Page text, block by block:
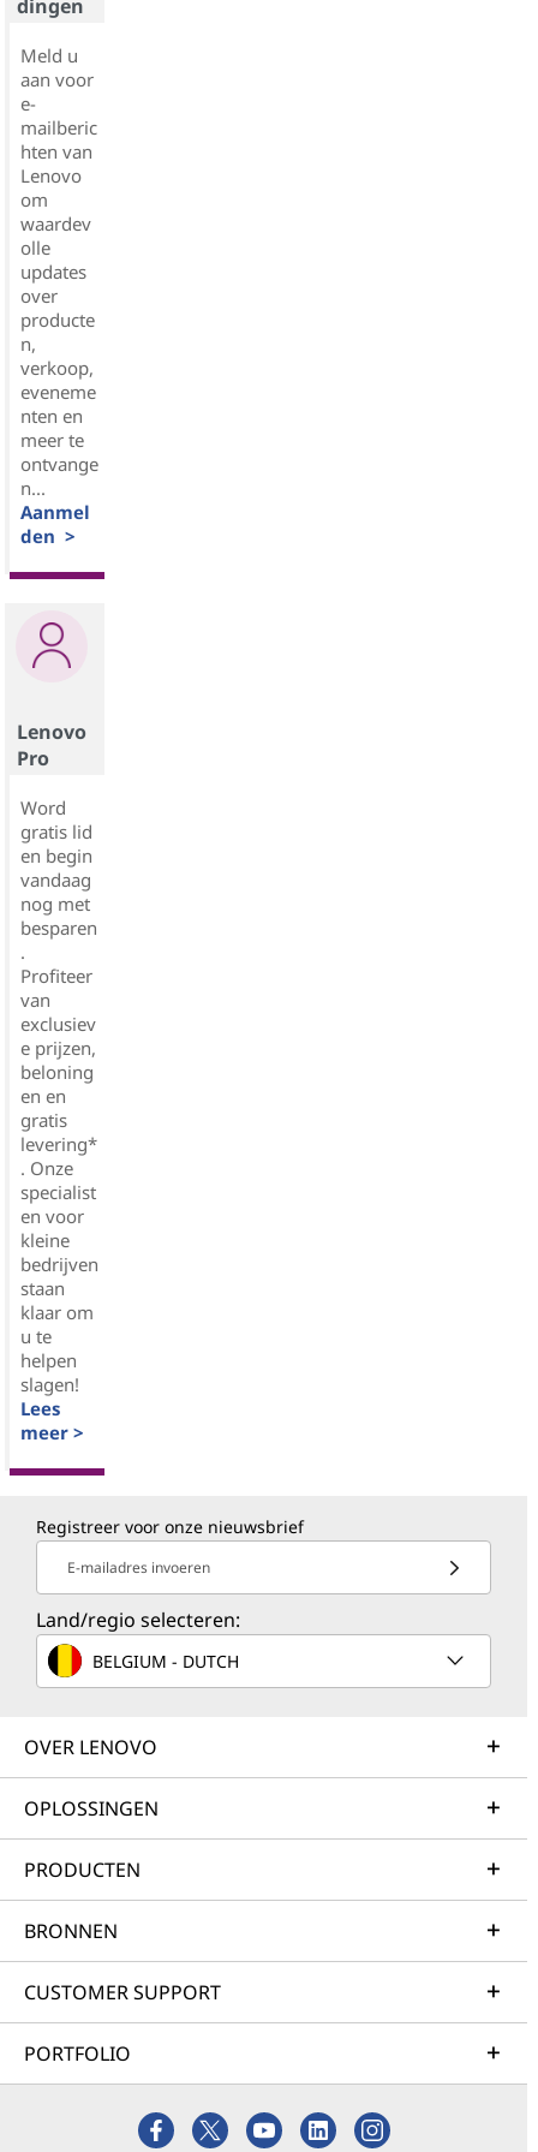
dingen
Meld u
aan voor
e-
mailberic
hten van
Lenovo
om
waardev
olle
updates
over
producte
n,
verkoop,
eveneme
nten en
meer te
ontvange
n...
Aanmel
den >
Lenovo
Pro
Word
gratis lid
en begin
vandaag
nog met
besparen
.
Profiteer
van
exclusiev
e prijzen,
beloning
en en
gratis
levering*
. Onze
specialist
en voor
kleine
bedrijven
staan
klaar om
u te
helpen
slagen!
Lees
meer >
Registreer voor onze nieuwsbrief
E-mailadres invoeren
Land/regio selecteren:
BELGIUM - DUTCH
OVER LENOVO
OPLOSSINGEN
PRODUCTEN
BRONNEN
CUSTOMER SUPPORT
PORTFOLIO